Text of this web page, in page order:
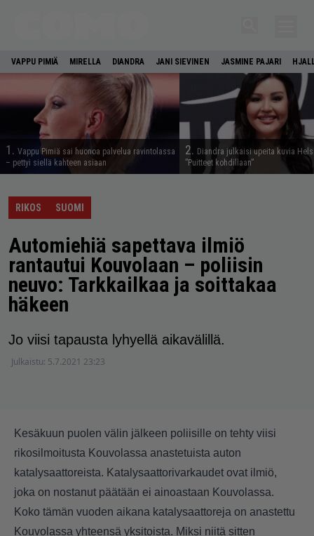
VAPPU PIMIÄ MIRELLA DIANDRA JANI SIEVINEN JASMINE PAJARI
1. Vappu Pimiä sai huonoa palvelua ravintolassa
– pettyi siellä kahteen asiaan
2. Diandra julkaisi upeita kuvia
”Puitteet kohdillaan”
RIKOS SUOMI
Automiehiä sapettava ilmiö
rantautui Kouvolaan – poliisin
neuvo: Tarkkailkaa ja soittakaa
häkeen
Jo viisi tapausta lyhyellä aikavälillä.
Julkaistu: 5.7.2021 23:23
Kesäkuun puolen välin jälkeen poliisille on tehty viisi
rikosilmoitusta Kouvolassa anastetuista auton
katalysaattoreista. Katalysaattorivarkaudet ovat ilmiö,
joka on nostanut päätään ei ainoastaan Kouvolassa.
Koko tämän vuoden aikana katalysaattoreja on anastettu
Kouvolassa yhteensä yksitoista. Miksi niitä sitten